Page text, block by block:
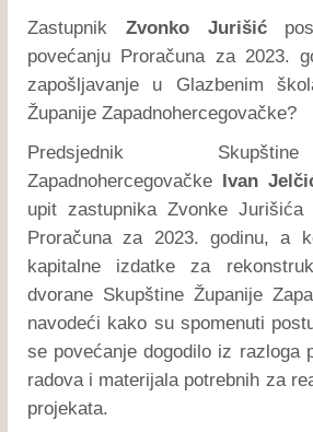
Zastupnik Zvonko Jurišić
povećanju Proračuna za 2023.
zapošljavanje u Glazbenim
Županije Zapadnohercegovačke?
Predsjednik
Zapadnohercegovačke Ivan
upit zastupnika Zvonke
Proračuna za 2023. godinu, a
kapitalne izdatke za
dvorane Skupštine Županije
navodeći kako su spomenuti
se povećanje dogodilo iz razloga
radova i materijala potrebnih za
projekata.